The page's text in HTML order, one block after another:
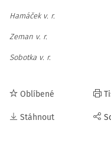
Hamáček v. r.
Zeman v. r.
Sobotka v. r.
Oblíbené
Stáhnout